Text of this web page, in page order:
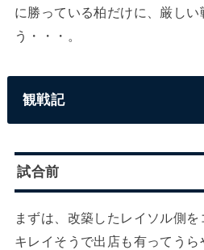
に勝っている柏だけに、厳しい
う・・・。
観戦記
試合前
まずは、改築したレイソル側を
キレイそうで出店も有ってう